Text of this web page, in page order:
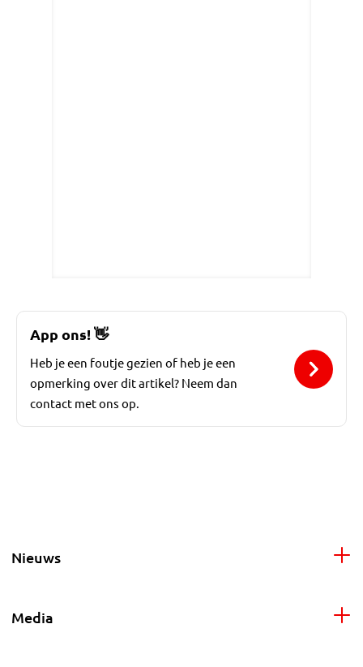
App ons!👋
Heb je een foutje gezien of heb je een
opmerking over dit artikel? Neem dan
contact met ons op.
Nieuws
Media